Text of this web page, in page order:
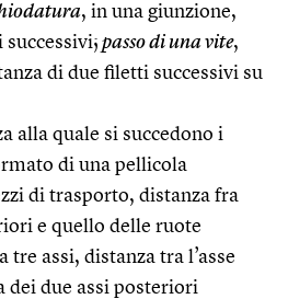
, in una giunzione,
successivi; passo di una vite,
di due filetti successivi su
alla quale si succedono i
di una pellicola
di trasporto, distanza fra
e quello delle ruote
tre assi, distanza tra l’asse
dei due assi posteriori